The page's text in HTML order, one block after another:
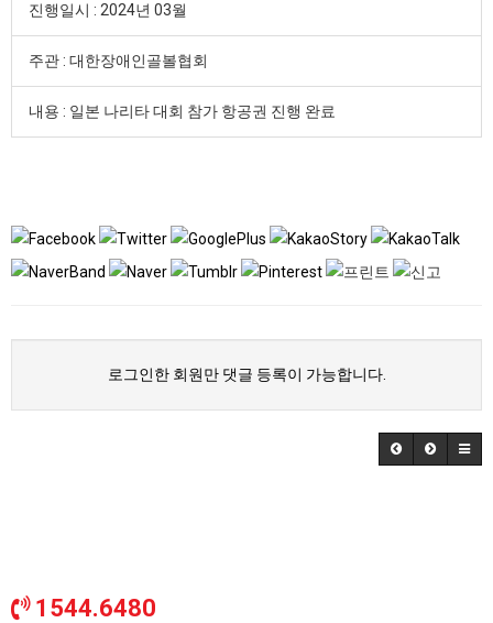
진행일시 : 2024년 03월
주관 : 대한장애인골볼협회
내용 : 일본 나리타 대회 참가 항공권 진행 완료
로그인한 회원만 댓글 등록이 가능합니다.
1544.6480